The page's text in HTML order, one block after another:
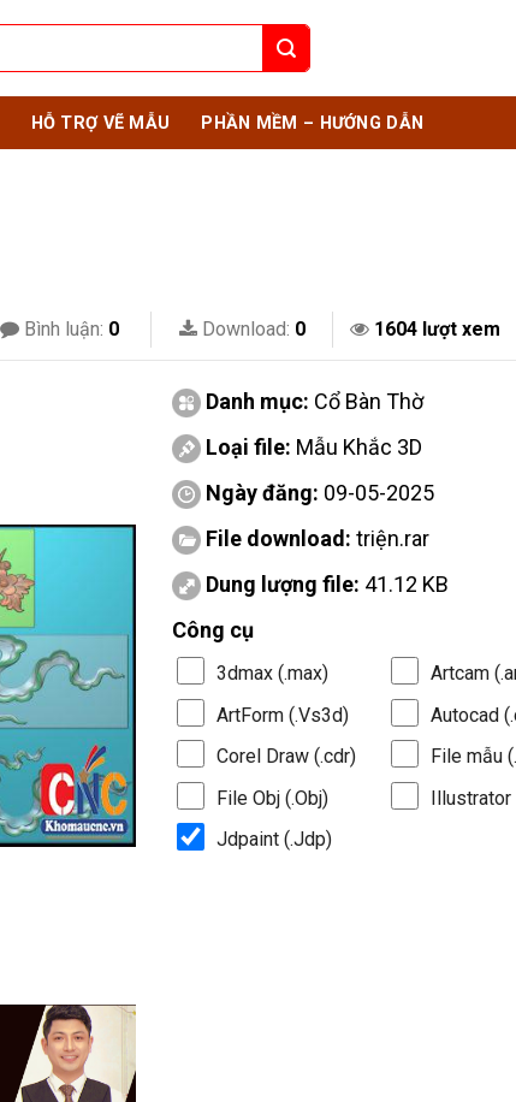
HỖ TRỢ VẼ MẪU PHẦN MỀM – HƯỚNG DẪN
Bình luận: 0 Download: 0 1604 lượt xem
Danh mục: Cổ Bàn Thờ
Loại file: Mẫu Khắc 3D
Ngày đăng: 09-05-2025
File download: triện.rar
Dung lượng file: 41.12 KB
Công cụ
3dmax (.max)
Artcam
ArtForm (.Vs3d)
Autocad
Corel Draw (.cdr)
File mẫu
File Obj (.Obj)
Illustrator
Jdpaint (.Jdp)